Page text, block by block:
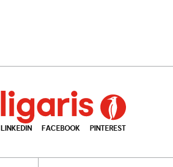
LINKEDIN FACEBOOK PINTEREST